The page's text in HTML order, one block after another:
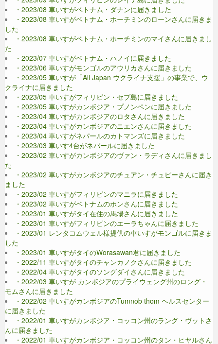
・2023/08 車いすがベトナム・ダナンに届きました
・2023/08 車いすがベトナム・ホーチミンのローンさんに届きま
した
・2023/08 車いすがベトナム・ホーチミンのマイさんに届きまし
た
・2023/07 車いすがベトナム・ハノイに届きました
・2023/06 車いすがモンゴルのアウリカさんに届きました
・2023/05 車いすが「All Japan ウクライナ支援」の事業で、ウ
クライナに届きました
・2023/05 車いすがフィリピン・セブ島に届きました
・2023/05 車いすがカンボジア・プノンペンに届きました
・2023/04 車いすがカンボジアのロタさんに届きました
・2023/04 車いすがカンボジアのニエンさんに届きました
・2023/04 車いすがネパールのカトマンズに届きました
・2023/03 車いす4台がネパールに届きました
・2023/02 車いすがカンボジアのヴァン・ラディさんに届きまし
た
・2023/02 車いすがカンボジアのチュアン・チュピーさんに届き
ました
・2023/02 車いすがフィリピンのマニラに届きました
・2023/02 車いすがベトナムのホンさんに届きました
・2023/01 車いすがタイ在住の馬場さんに届きました
・2023/01 車いすがフィリピンのエーラちゃんに届きました
・2023/01 レンタコムウェル様提供の車いすがモンゴルに届きま
した
・2023/01 車いすがタイのWorasawan君に届きました
・2022/11 車いすがタイのチャンカノクさんに届きました
・2022/04 車いすがタイのソングダイさんに届きました
・2022/03 車いすが カンボジアのプライウェング州のロング・
モムさんに届きました
・2022/02 車いすがカンボジアのTumnob thom ヘルスセンター
に届きました
・2022/01 車いすがカンボジア・コッコン州のラング・ヴットさ
んに届きました
・2022/01 車いすがカンボジア・コッコン州のタン・ヒヤルさん